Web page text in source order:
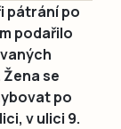
pátrání po
podařilo
se
po
v ulici 9.